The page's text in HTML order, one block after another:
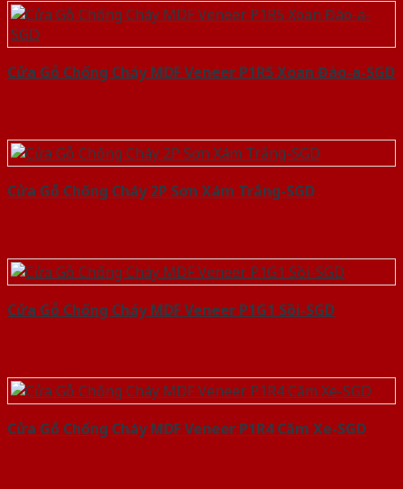
Cửa Gỗ Chống Cháy MDF Veneer P1R5 Xoan Đào-a-SGD
Cửa Gỗ Chống Cháy 2P Sơn Xám Trắng-SGD
Cửa Gỗ Chống Cháy MDF Veneer P1G1 Sồi-SGD
Cửa Gỗ Chống Cháy MDF Veneer P1R4 Căm Xe-SGD